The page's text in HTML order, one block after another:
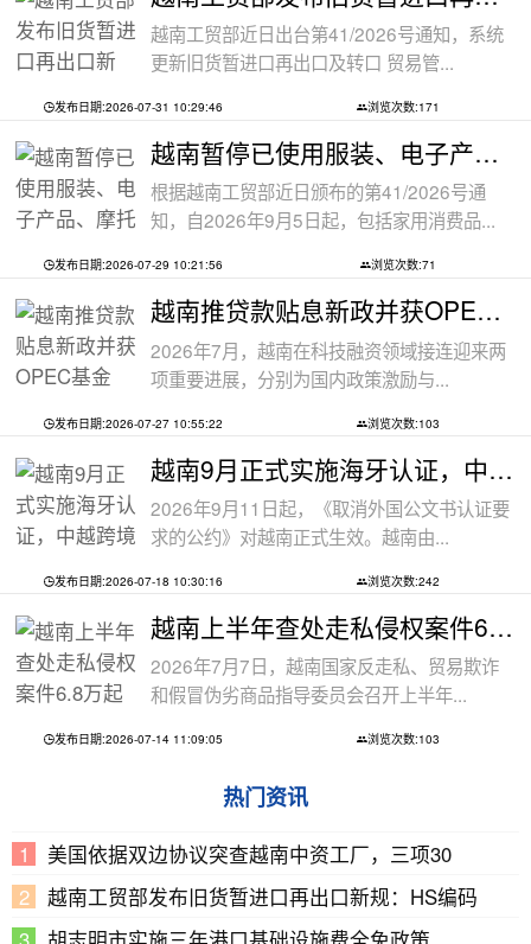
越南工贸部近日出台第41/2026号通知，系统
更新旧货暂进口再出口及转口 贸易管...
发布日期:2026-07-31 10:29:46 浏览次数:171
越南暂停已使用服装、电子产品、摩托车
根据越南工贸部近日颁布的第41/2026号通
知，自2026年9月5日起，包括家用消费品...
发布日期:2026-07-29 10:21:56 浏览次数:71
越南推贷款贴息新政并获OPEC基金5000万美
2026年7月，越南在科技融资领域接连迎来两
项重要进展，分别为国内政策激励与...
发布日期:2026-07-27 10:55:22 浏览次数:103
越南9月正式实施海牙认证，中越跨境文件
2026年9月11日起，《取消外国公文书认证要
求的公约》对越南正式生效。越南由...
发布日期:2026-07-18 10:30:16 浏览次数:242
越南上半年查处走私侵权案件6.8万起
2026年7月7日，越南国家反走私、贸易欺诈
和假冒伪劣商品指导委员会召开上半年...
发布日期:2026-07-14 11:09:05 浏览次数:103
热门资讯
美国依据双边协议突查越南中资工厂，三项30
越南工贸部发布旧货暂进口再出口新规：HS编码